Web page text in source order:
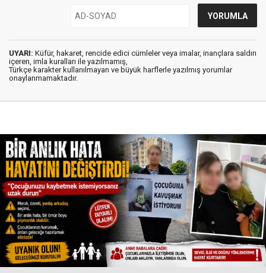
UYARI: Küfür, hakaret, rencide edici cümleler veya imalar, inançlara saldırı
içeren, imla kuralları ile yazılmamış,
Türkçe karakter kullanılmayan ve büyük harflerle yazılmış yorumlar
onaylanmamaktadır.